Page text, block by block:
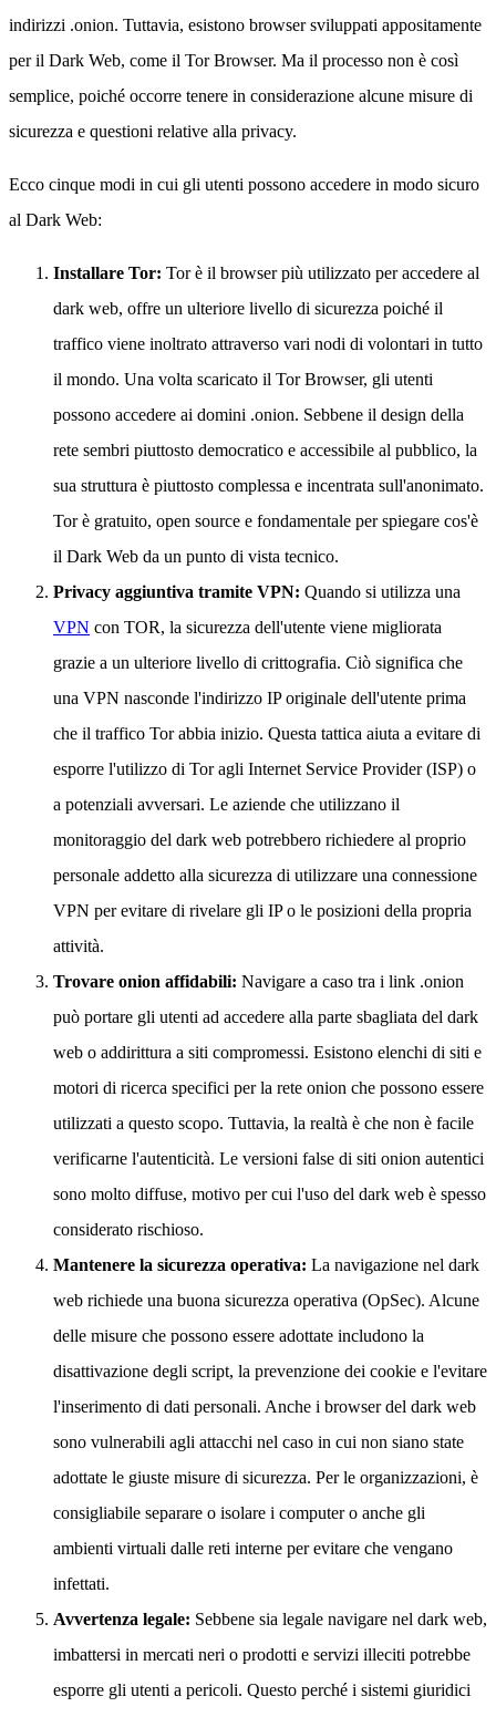
indirizzi .onion. Tuttavia, esistono browser sviluppati appositamente
per il Dark Web, come il Tor Browser. Ma il processo non è così
semplice, poiché occorre tenere in considerazione alcune misure di
sicurezza e questioni relative alla privacy.
Ecco cinque modi in cui gli utenti possono accedere in modo sicuro
al Dark Web:
Installare Tor: Tor è il browser più utilizzato per accedere al
dark web, offre un ulteriore livello di sicurezza poiché il
traffico viene inoltrato attraverso vari nodi di volontari in tutto
il mondo. Una volta scaricato il Tor Browser, gli utenti
possono accedere ai domini .onion. Sebbene il design della
rete sembri piuttosto democratico e accessibile al pubblico, la
sua struttura è piuttosto complessa e incentrata sull'anonimato.
Tor è gratuito, open source e fondamentale per spiegare cos'è
il Dark Web da un punto di vista tecnico.
Privacy aggiuntiva tramite VPN: Quando si utilizza una
VPN con TOR, la sicurezza dell'utente viene migliorata
grazie a un ulteriore livello di crittografia. Ciò significa che
una VPN nasconde l'indirizzo IP originale dell'utente prima
che il traffico Tor abbia inizio. Questa tattica aiuta a evitare di
esporre l'utilizzo di Tor agli Internet Service Provider (ISP) o
a potenziali avversari. Le aziende che utilizzano il
monitoraggio del dark web potrebbero richiedere al proprio
personale addetto alla sicurezza di utilizzare una connessione
VPN per evitare di rivelare gli IP o le posizioni della propria
attività.
Trovare onion affidabili: Navigare a caso tra i link .onion
può portare gli utenti ad accedere alla parte sbagliata del dark
web o addirittura a siti compromessi. Esistono elenchi di siti e
motori di ricerca specifici per la rete onion che possono essere
utilizzati a questo scopo. Tuttavia, la realtà è che non è facile
verificarne l'autenticità. Le versioni false di siti onion autentici
sono molto diffuse, motivo per cui l'uso del dark web è spesso
considerato rischioso.
Mantenere la sicurezza operativa: La navigazione nel dark
web richiede una buona sicurezza operativa (OpSec). Alcune
delle misure che possono essere adottate includono la
disattivazione degli script, la prevenzione dei cookie e l'evitare
l'inserimento di dati personali. Anche i browser del dark web
sono vulnerabili agli attacchi nel caso in cui non siano state
adottate le giuste misure di sicurezza. Per le organizzazioni, è
consigliabile separare o isolare i computer o anche gli
ambienti virtuali dalle reti interne per evitare che vengano
infettati.
Avvertenza legale: Sebbene sia legale navigare nel dark web,
imbattersi in mercati neri o prodotti e servizi illeciti potrebbe
esporre gli utenti a pericoli. Questo perché i sistemi giuridici